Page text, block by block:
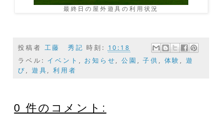
最終日の屋外遊具の利用状況
投稿者 工藤 秀記 時刻: 10:18
ラベル: イベント , お知らせ,公園 ,子供 , 体験 , 遊
び , 遊具,利用者
0 件のコメント: